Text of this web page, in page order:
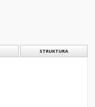
STRUKTURA